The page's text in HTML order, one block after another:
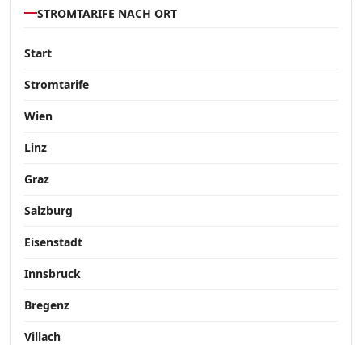
STROMTARIFE NACH ORT
Start
Stromtarife
Wien
Linz
Graz
Salzburg
Eisenstadt
Innsbruck
Bregenz
Villach